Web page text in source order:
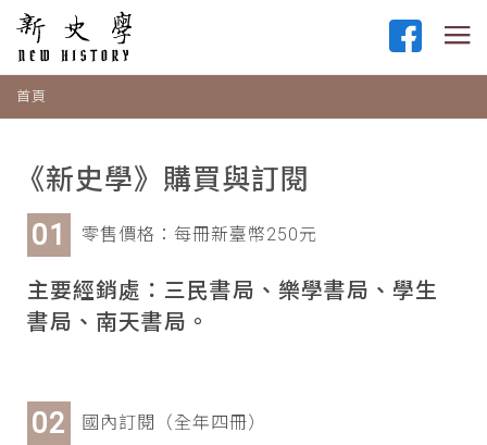
首頁
《新史學》購買與訂閱
零售價格：每冊新臺幣250元
主要經銷處：三民書局、樂學書局、學生
書局、南天書局。
國內訂閱（全年四冊）